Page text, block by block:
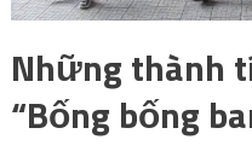
Những thành
“Bống bống